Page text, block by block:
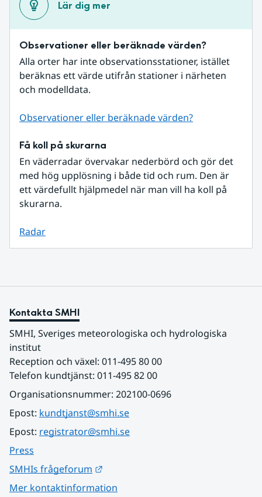
Lär dig mer
Observationer eller beräknade värden?
Alla orter har inte observationsstationer, istället
beräknas ett värde utifrån stationer i närheten
och modelldata.
Observationer eller beräknade värden?
Få koll på skurarna
En väderradar övervakar nederbörd och gör det
med hög upplösning i både tid och rum. Den är
ett värdefullt hjälpmedel när man vill ha koll på
skurarna.
Radar
Kontakta SMHI
SMHI, Sveriges meteorologiska och hydrologiska
institut
Reception och växel: 011-495 80 00
Telefon kundtjänst: 011-495 82 00
Organisationsnummer: 202100-0696
Epost: kundtjanst@smhi.se
Epost: registrator@smhi.se
Press
SMHIs frågeforum
Mer kontaktinformation